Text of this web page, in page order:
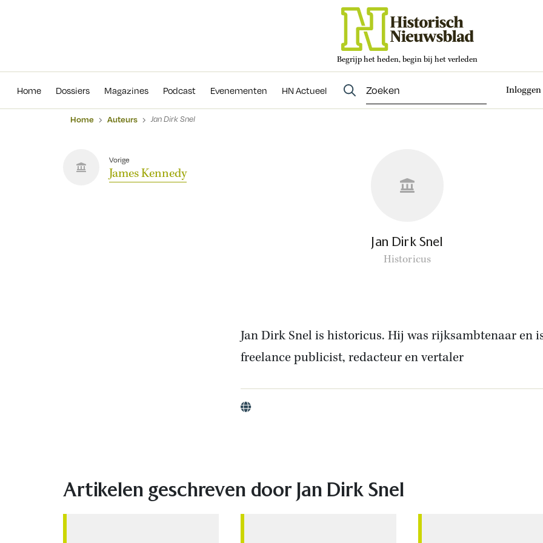
Begrijp het heden, begin bij het verleden
Home Dossiers Magazines Podcast Evenementen HN Actueel Inloggen
Evenementen
Home Auteurs Jan Dirk Snel
Vorige
James Kennedy
Jan Dirk Snel
Historicus
Jan Dirk Snel is historicus. Hij was rijksambtenaar en
freelance publicist, redacteur en vertaler
Website
Artikelen geschreven door Jan Dirk Snel